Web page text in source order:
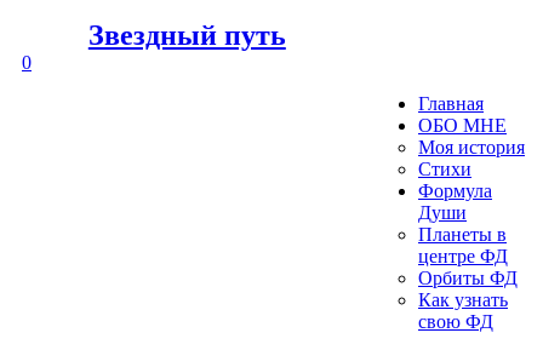
Звездный путь
0
Главная
ОБО МНЕ
Моя история
Стихи
Формула
Души
Планеты в
центре ФД
Орбиты ФД
Как узнать
свою ФД